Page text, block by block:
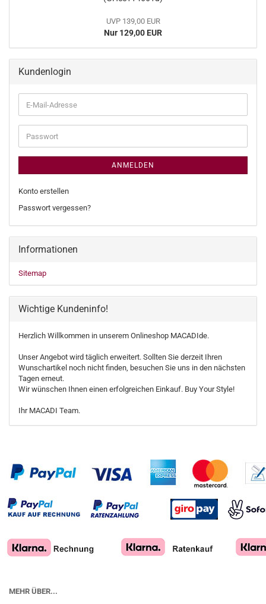
UVP 139,00 EUR
Nur 129,00 EUR
Kundenlogin
E-
Mail-
Adresse
Passwort
ANMELDEN
Konto erstellen
Passwort vergessen?
Informationen
Sitemap
Wichtige Kundeninfo!
Herzlich Willkommen in unserem Onlineshop MACADIde.
Unser Angebot wird täglich erweitert. Sollten Sie derzeit Ihren
Wunschartikel noch nicht finden, besuchen Sie uns in den nächsten
Tagen erneut.
Wir wünschen Ihnen einen erfolgreichen Einkauf. Buy Your Style!
Ihr MACADI Team.
MEHR ÜBER...